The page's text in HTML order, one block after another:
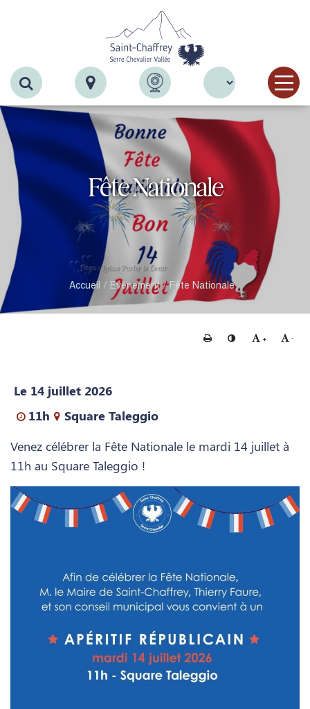
Recherche
Fête Nationale
Accueil Evènement Fête Nationale
Imprimer Changer le contraste
+ Agrandir le
-
Le 14 juillet 2026
11h
Square Taleggio
Venez célébrer la Fête Nationale le mardi 14 juillet à
11h au Square Taleggio !